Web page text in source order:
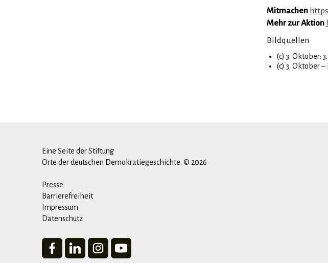
Mitmachen
Mehr zur Aktion
Bildquellen
(c) 3. Oktober:
(c) 3. Oktober
Eine Seite der Stiftung
Orte der deutschen Demokratiegeschichte. © 2026
Presse
Barrierefreiheit
Impressum
Datenschutz